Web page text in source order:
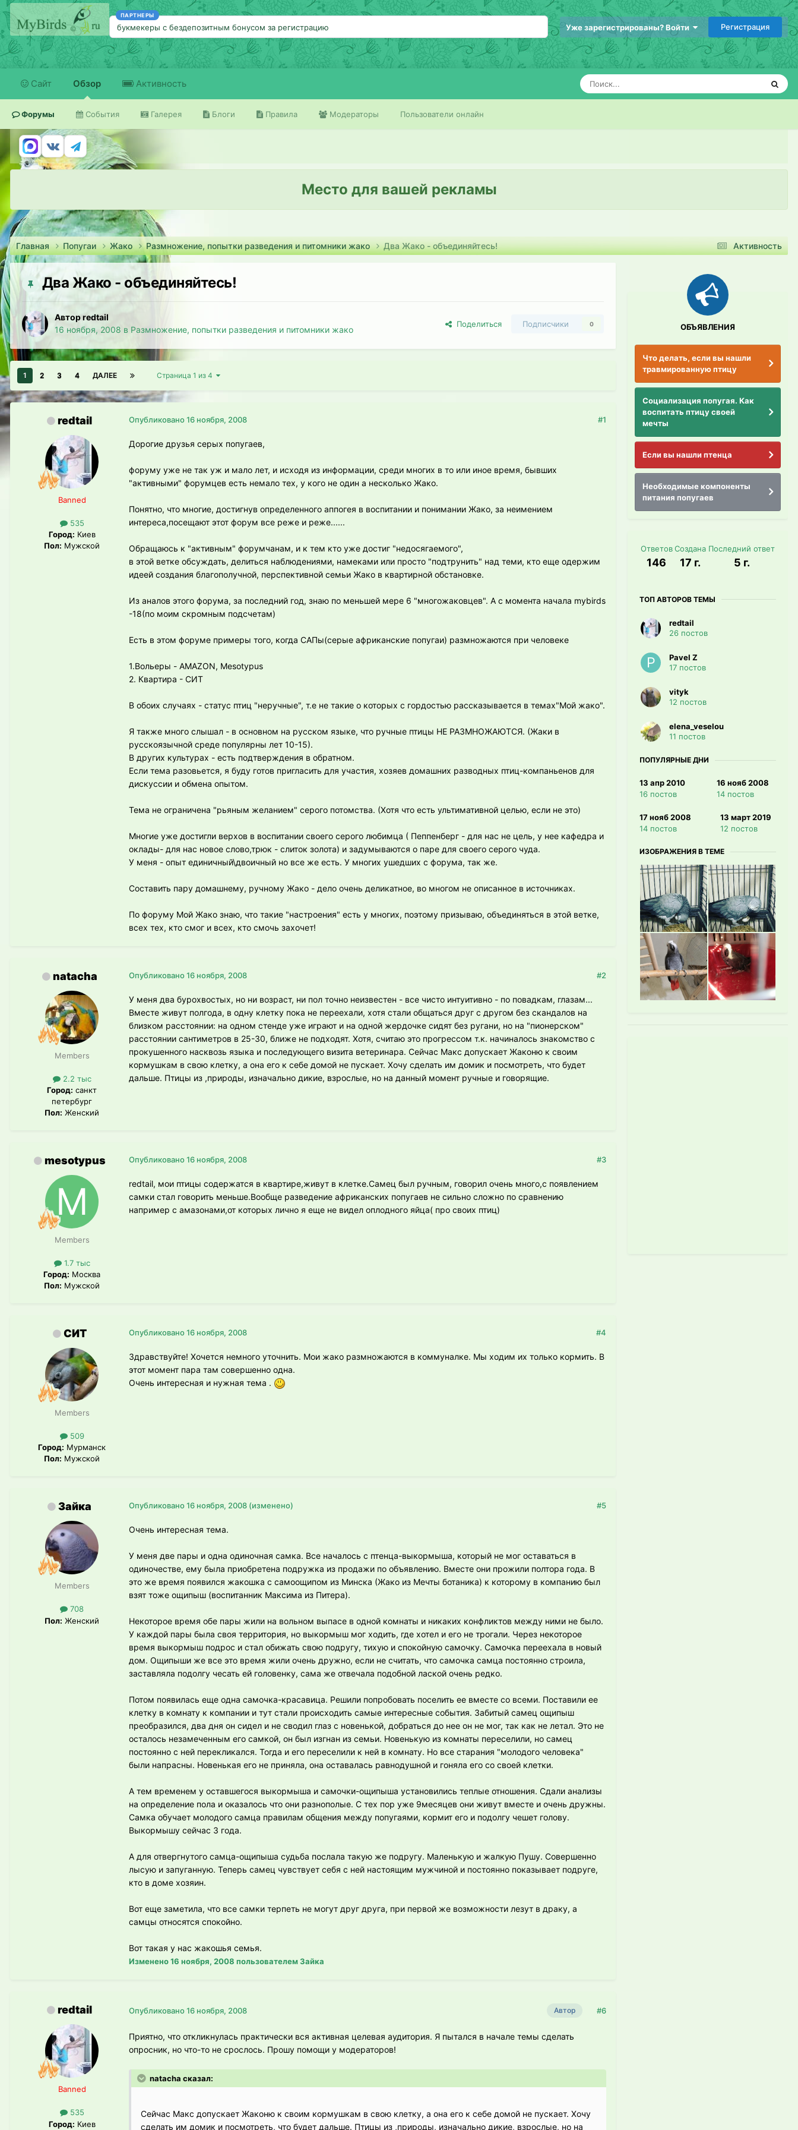
ПАРТНЕРЫ
букмекеры с бездепозитным бонусом за регистрацию Уже зарегистрированы? Войти Регистрация
Сайт Обзор
Форумы События Галерея Блоги Правила Модераторы Пользователи онлайн
Активность
Место для вашей рекламы
Активность
Главная Попугаи Жако Размножение, попытки разведения и питомники жако Два Жако - объединяйтесь!
Два Жако - объединяйтесь!
Автор redtail
16 ноября, 2008 в Размножение, попытки разведения и питомники жако
Поделиться Подписчики 0
1 2 3 4 ДАЛЕЕ Страница 1 из 4
redtail
Banned
535
Город: Киев
Пол: Мужской
#1
Опубликовано16 ноября, 2008
Дорогие друзья серых попугаев,
форуму уже не так уж и мало лет, и исходя из информации, среди многих в то или иное время, бывших
"активными" форумцев есть немало тех, у кого не один а несколько Жако.
Понятно, что многие, достигнув определенного аппогея в воспитании и понимании Жако, за неимением
интереса,посещают этот форум все реже и реже......
Обращаюсь к "активным" форумчанам, и к тем кто уже достиг "недосягаемого",
в этой ветке обсуждать, делиться наблюдениями, намеками или просто "подтрунить" над теми, кто еще одержим
идеей создания благополучной, перспективной семьи Жако в квартирной обстановке.
Из аналов этого форума, за последний год, знаю по меньшей мере 6 "многожаковцев". А с момента начала mybirds
-18(по моим скромным подсчетам)
Есть в этом форуме примеры того, когда САПы(серые африканские попугаи) размножаются при человеке
1.Вольеры - AMAZON, Mesotypus
2. Квартира - СИТ
В обоих случаях - статус птиц "неручные", т.е не такие о которых с гордостью рассказывается в темах"Мой жако".
Я также много слышал - в основном на русском языке, что ручные птицы НЕ РАЗМНОЖАЮТСЯ. (Жаки в
русскоязычной среде популярны лет 10-15).
В других культурах - есть подтверждения в обратном.
Если тема разовьется, я буду готов пригласить для участия, хозяев домашних разводных птиц-компаньенов для
дискуссии и обмена опытом.
Тема не ограничена "рьяным желанием" серого потомства. (Хотя что есть ультимативной целью, если не это)
Многие уже достигли верхов в воспитании своего серого любимца ( Пеппенберг - для нас не цель, у нее кафедра и
оклады- для нас новое слово,трюк - слиток золота) и задумываются о паре для своего серого чуда.
У меня - опыт единичный\двоичный но все же есть. У многих ушедших с форума, так же.
Составить пару домашнему, ручному Жако - дело очень деликатное, во многом не описанное в источниках.
По форуму Мой Жако знаю, что такие "настроения" есть у многих, поэтому призываю, объединяться в этой ветке,
всех тех, кто смог и всех, кто смочь захочет!
natacha
Members
2.2 тыс
Город: санкт
петербург
Пол: Женский
#2
Опубликовано16 ноября, 2008
У меня два бурохвостых, но ни возраст, ни пол точно неизвестен - все чисто интуитивно - по повадкам, глазам...
Вместе живут полгода, в одну клетку пока не переехали, хотя стали общаться друг с другом без скандалов на
близком расстоянии: на одном стенде уже играют и на одной жердочке сидят без ругани, но на "пионерском"
расстоянии сантиметров в 25-30, ближе не подходят. Хотя, считаю это прогрессом т.к. начиналось знакомство с
прокушенного насквозь языка и последующего визита ветеринара. Сейчас Макс допускает Жаконю к своим
кормушкам в свою клетку, а она его к себе домой не пускает. Хочу сделать им домик и посмотреть, что будет
дальше. Птицы из ,природы, изначально дикие, взрослые, но на данный момент ручные и говорящие.
mesotypus
Members
1.7 тыс
Город: Москва
Пол: Мужской
#3
Опубликовано16 ноября, 2008
redtail, мои птицы содержатся в квартире,живут в клетке.Cамец был ручным, говорил очень много,с появлением
самки стал говорить меньше.Вообще разведение африканских попугаев не сильно сложно по сравнению
например с амазонами,от которых лично я еще не видел оплодного яйца( про своих птиц)
СИТ
Members
509
Город: Мурманск
Пол: Мужской
#4
Опубликовано16 ноября, 2008
Здравствуйте! Хочется немного уточнить. Мои жако размножаются в коммуналке. Мы ходим их только кормить. В
этот момент пара там совершенно одна.
Очень интересная и нужная тема .
Зайка
Members
708
Пол: Женский
#5
Опубликовано16 ноября, 2008 (изменено)
Очень интересная тема.
У меня две пары и одна одиночная самка. Все началось с птенца-выкормыша, который не мог оставаться в
одиночестве, ему была приобретена подружка из продажи по объявлению. Вместе они прожили полтора года. В
это же время появился жакошка с самоощипом из Минска (Жако из Мечты ботаника) к которому в компанию был
взят тоже ощипыш (воспитанник Максима из Питера).
Некоторое время обе пары жили на вольном выпасе в одной комнаты и никаких конфликтов между ними не было.
У каждой пары была своя территория, но выкормыш мог ходить, где хотел и его не трогали. Через некоторое
время выкормыш подрос и стал обижать свою подругу, тихую и спокойную самочку. Самочка переехала в новый
дом. Ощипыши же все это время жили очень дружно, если не считать, что самочка самца постоянно строила,
заставляла подолгу чесать ей головенку, сама же отвечала подобной лаской очень редко.
Потом появилась еще одна самочка-красавица. Решили попробовать поселить ее вместе со всеми. Поставили ее
клетку в комнату к компании и тут стали происходить самые интересные события. Забитый самец ощипыш
преобразился, два дня он сидел и не сводил глаз с новенькой, добраться до нее он не мог, так как не летал. Это не
осталось незамеченным его самкой, он был изгнан из семьи. Новенькую из комнаты переселили, но самец
постоянно с ней перекликался. Тогда и его переселили к ней в комнату. Но все старания "молодого человека"
были напрасны. Новенькая его не приняла, она оставалась равнодушной и гоняла его со своей клетки.
А тем временем у оставшегося выкормыша и самочки-ощипыша установились теплые отношения. Сдали анализы
на определение пола и оказалось что они разнополые. С тех пор уже 9месяцев они живут вместе и очень дружны.
Самка обучает молодого самца правилам общения между попугаями, кормит его и подолгу чешет голову.
Выкормышу сейчас 3 года.
А для отвергнутого самца-ощипыша судьба послала такую же подругу. Маленькую и жалкую Пушу. Совершенно
лысую и запуганную. Теперь самец чувствует себя с ней настоящим мужчиной и постоянно показывает подруге,
кто в доме хозяин.
Вот еще заметила, что все самки терпеть не могут друг друга, при первой же возможности лезут в драку, а
самцы относятся спокойно.
Вот такая у нас жакошья семья.
Изменено16 ноября, 2008 пользователем Зайка
redtail
Banned
535
Город: Киев
Автор #6
Опубликовано16 ноября, 2008
Приятно, что откликнулась практически вся активная целевая аудитория. Я пытался в начале темы сделать
опросник, но что-то не срослось. Прошу помощи у модераторов!
natacha сказал:
Сейчас Макс допускает Жаконю к своим кормушкам в свою клетку, а она его к себе домой не пускает. Хочу
сделать им домик и посмотреть, что будет дальше. Птицы из ,природы, изначально дикие, взрослые, но на
ОБЪЯВЛЕНИЯ
Что делать, если вы нашли
травмированную птицу
Социализация попугая. Как
воспитать птицу своей
мечты
Если вы нашли птенца
Необходимые компоненты
питания попугаев
Ответов
146
Создана
17 г.
Последний ответ
5 г.
ТОП АВТОРОВ ТЕМЫ
redtail
26 постов
Pavel Z
17 постов
vityk
12 постов
elena_veselou
11 постов
ПОПУЛЯРНЫЕ ДНИ
13 апр 2010
16 постов
16 нояб 2008
14 постов
17 нояб 2008
14 постов
13 март 2019
12 постов
ИЗОБРАЖЕНИЯ В ТЕМЕ